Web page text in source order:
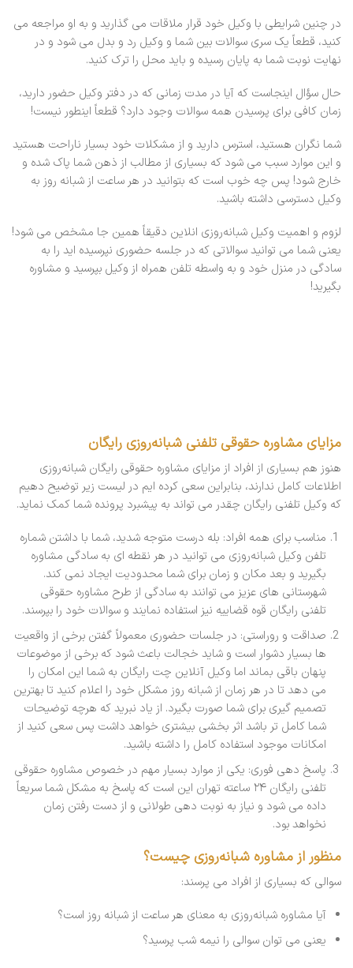
در چنین شرایطی با وکیل خود قرار ملاقات می گذارید و به او مراجعه می
کنید، قطعاً یک سری سوالات بین شما و وکیل رد و بدل می شود و در
نهایت نوبت شما به پایان رسیده و باید محل را ترک کنید.
حال سؤال اینجاست که آیا در مدت زمانی که در دفتر وکیل حضور دارید،
زمان کافی برای پرسیدن همه سوالات وجود دارد؟ قطعاً اینطور نیست!
شما نگران هستید، استرس دارید و از مشکلات خود بسیار ناراحت هستید
و این موارد سبب می شود که بسیاری از مطالب از ذهن شما پاک شده و
خارج شود! پس چه خوب است که بتوانید در هر ساعت از شبانه روز به
وکیل دسترسی داشته باشید.
لزوم و اهمیت وکیل شبانه‌روزی انلاین دقیقاً همین جا مشخص می شود!
یعنی شما می توانید سوالاتی که در جلسه حضوری نپرسیده اید را به
سادگی در منزل خود و به واسطه تلفن همراه از وکیل بپرسید و مشاوره
بگیرید!
مزایای مشاوره حقوقی تلفنی شبانه‌روزی رایگان
هنوز هم بسیاری از افراد از مزایای مشاوره حقوقی رایگان شبانه‌روزی
اطلاعات کامل ندارند، بنابراین سعی کرده ایم در لیست زیر توضیح دهیم
که وکیل تلفنی رایگان چقدر می تواند به پیشبرد پرونده شما کمک نماید.
مناسب برای همه افراد: بله درست متوجه شدید، شما با داشتن شماره
تلفن وکیل شبانه‌روزی می توانید در هر نقطه ای به سادگی مشاوره
بگیرید و بعد مکان و زمان برای شما محدودیت ایجاد نمی کند.
شهرستانی های عزیز می توانند به سادگی از طرح مشاوره حقوقی
تلفنی رایگان قوه قضاییه نیز استفاده نمایند و سوالات خود را بپرسند.
صداقت و روراستی: در جلسات حضوری معمولاً گفتن برخی از واقعیت
ها بسیار دشوار است و شاید خجالت باعث شود که برخی از موضوعات
پنهان باقی بماند اما وکیل آنلاین چت رایگان به شما این امکان را
می دهد تا در هر زمان از شبانه روز مشکل خود را اعلام کنید تا بهترین
تصمیم گیری برای شما صورت بگیرد. از یاد نبرید که هرچه توضیحات
شما کامل تر باشد اثر بخشی بیشتری خواهد داشت پس سعی کنید از
امکانات موجود استفاده کامل را داشته باشید.
پاسخ دهی فوری: یکی از موارد بسیار مهم در خصوص مشاوره حقوقی
تلفنی رایگان ۲۴ ساعته تهران این است که پاسخ به مشکل شما سریعاً
داده می شود و نیاز به نوبت دهی طولانی و از دست رفتن زمان
نخواهد بود.
منظور از مشاوره شبانه‌روزی چیست؟
سوالی که بسیاری از افراد می پرسند:
آیا مشاوره شبانه‌روزی به معنای هر ساعت از شبانه روز است؟
یعنی می توان سوالی را نیمه شب پرسید؟